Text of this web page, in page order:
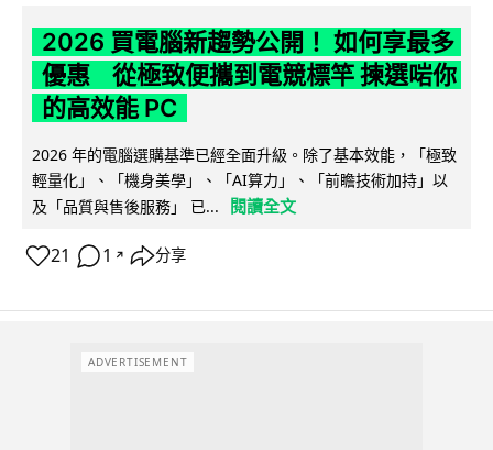
2026 買電腦新趨勢公開！ 如何享最多
優惠 從極致便攜到電競標竿 揀選啱你
的高效能 PC
2026 年的電腦選購基準已經全面升級。除了基本效能，「極致
輕量化」、「機身美學」、「AI算力」、「前瞻技術加持」以
及「品質與售後服務」 已...
閱讀全文
21 1 ↗ 分享
ADVERTISEMENT